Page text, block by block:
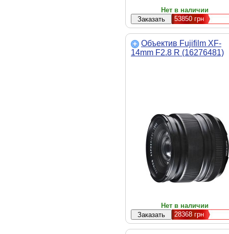
Нет в наличии
53850грн
Объектив Fujifilm XF-
14mm F2.8 R (16276481)
Нет в наличии
28368грн